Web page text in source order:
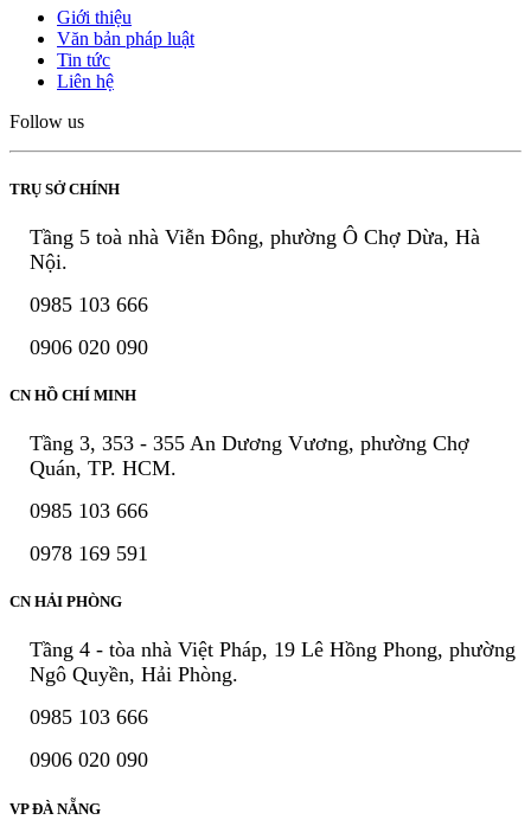
Giới thiệu
Văn bản pháp luật
Tin tức
Liên hệ
Follow us
TRỤ SỞ CHÍNH
Tầng 5 toà nhà Viễn Đông, phường Ô Chợ Dừa, Hà
Nội.
0985 103 666
0906 020 090
CN HỒ CHÍ MINH
Tầng 3, 353 - 355 An Dương Vương, phường Chợ
Quán, TP. HCM.
0985 103 666
0978 169 591
CN HẢI PHÒNG
Tầng 4 - tòa nhà Việt Pháp, 19 Lê Hồng Phong, phường
Ngô Quyền, Hải Phòng.
0985 103 666
0906 020 090
VP ĐÀ NẴNG